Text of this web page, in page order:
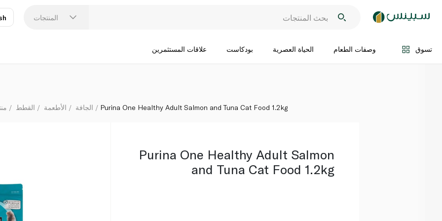
المنتجات
تسوق وصفات الطعام الحياة العصرية بودكاست علاقات المستثمرين
اضف الى السلة
القطط الأطعمة الجافة Purina One Healthy Adult Salmon and Tuna Cat Food 1.2kg
Purina One Healthy Adult Salmon
and Tuna Cat Food 1.2kg